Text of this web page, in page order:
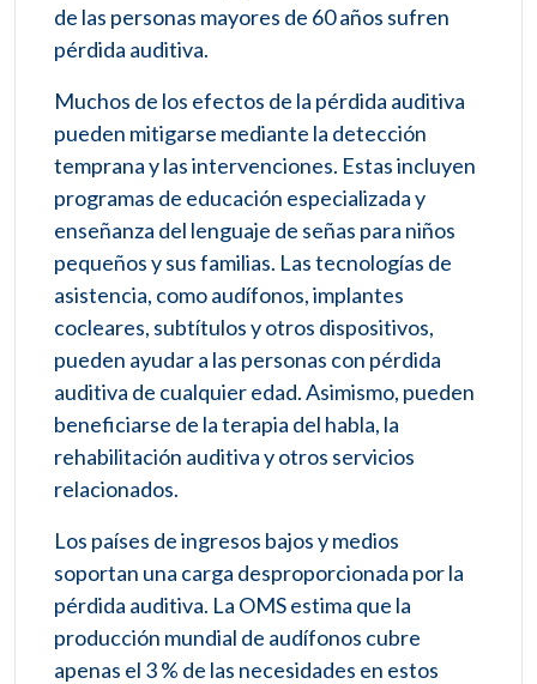
de las personas mayores de 60 años sufren
pérdida auditiva.
Muchos de los efectos de la pérdida auditiva
pueden mitigarse mediante la detección
temprana y las intervenciones. Estas incluyen
programas de educación especializada y
enseñanza del lenguaje de señas para niños
pequeños y sus familias. Las tecnologías de
asistencia, como audífonos, implantes
cocleares, subtítulos y otros dispositivos,
pueden ayudar a las personas con pérdida
auditiva de cualquier edad. Asimismo, pueden
beneficiarse de la terapia del habla, la
rehabilitación auditiva y otros servicios
relacionados.
Los países de ingresos bajos y medios
soportan una carga desproporcionada por la
pérdida auditiva. La OMS estima que la
producción mundial de audífonos cubre
apenas el 3 % de las necesidades en estos